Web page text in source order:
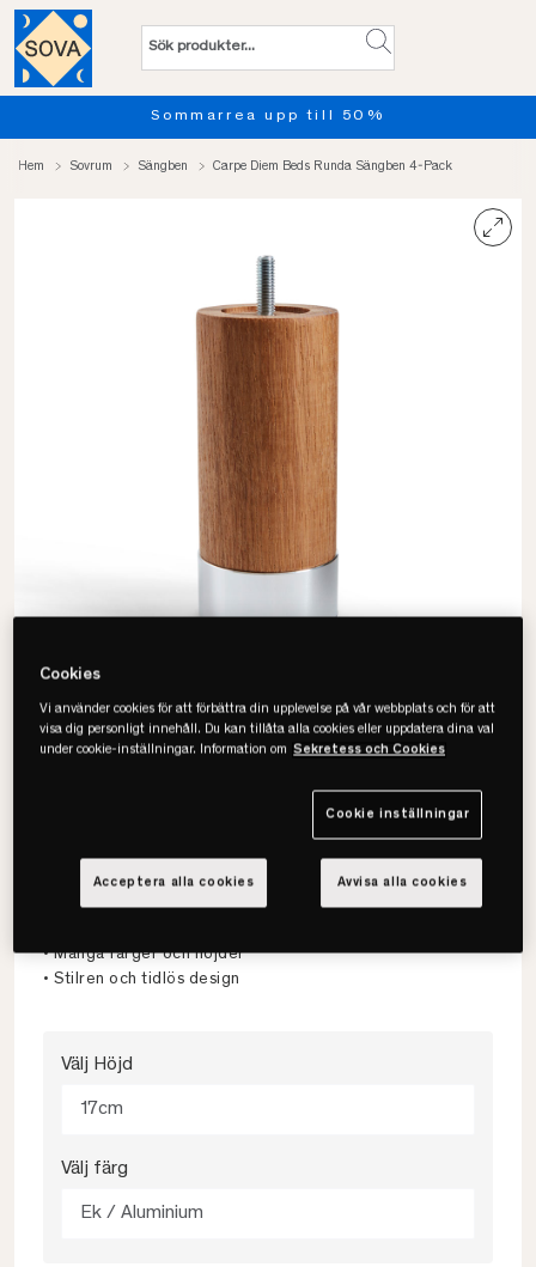
Sommarrea upp till 50%
Hem Sovrum Sängben Carpe Diem Beds Runda Sängben 4-Pack
Carpe Diem Beds
Runda Sängben 4-pack
• Många färger och höjder
• Stilren och tidlös design
Välj Höjd
17cm
Välj färg
Ek / Aluminium
Cookies
Vi använder cookies för att förbättra din upplevelse på vår webbplats och för att
visa dig personligt innehåll. Du kan tillåta alla cookies eller uppdatera dina val
under cookie-inställningar. Information om Sekretess och Cookies
Cookie inställningar
Avvisa alla cookies
Acceptera alla cookies